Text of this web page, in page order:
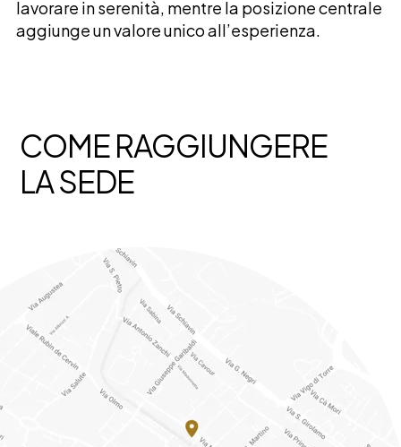
lavorare in serenità, mentre la posizione centrale
aggiunge un valore unico all’esperienza.
COME RAGGIUNGERE
LA SEDE